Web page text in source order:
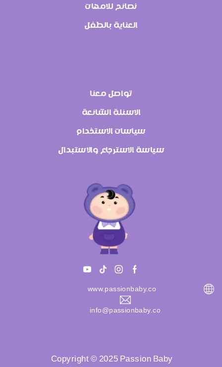
نصائح للامهات
العناية بالطفل
تواصل معنا
الاسئلة الشائعة
سياسات الاستخدام
سياسة الاسترجاع والاستبدال
www.passionbaby.co
info@passionbaby.co
Copyright © 2025 Passion Baby